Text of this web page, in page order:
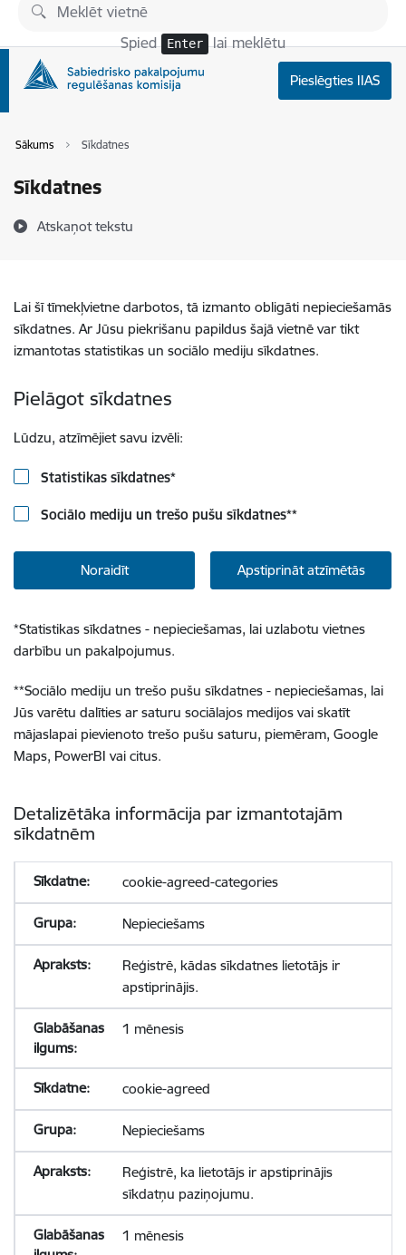
Pāriet uz lapas saturu
Spied Enter lai meklētu
Pieslēgties IIAS
Sākums Sīkdatnes
Sīkdatnes
Atskaņot tekstu
Lai šī tīmekļvietne darbotos, tā izmanto obligāti nepieciešamās
sīkdatnes. Ar Jūsu piekrišanu papildus šajā vietnē var tikt
izmantotas statistikas un sociālo mediju sīkdatnes.
Pielāgot sīkdatnes
Lūdzu, atzīmējiet savu izvēli:
Statistikas sīkdatnes*
Sociālo mediju un trešo pušu sīkdatnes**
Noraidīt Apstiprināt atzīmētās
*Statistikas sīkdatnes - nepieciešamas, lai uzlabotu vietnes
darbību un pakalpojumus.
**Sociālo mediju un trešo pušu sīkdatnes - nepieciešamas, lai
Jūs varētu dalīties ar saturu sociālajos medijos vai skatīt
mājaslapai pievienoto trešo pušu saturu, piemēram, Google
Maps, PowerBI vai citus.
Detalizētāka informācija par izmantotajām
sīkdatnēm
cookie-agreed-categories
Nepieciešams
Reģistrē, kādas sīkdatnes lietotājs ir
apstiprinājis.
1 mēnesis
cookie-agreed
Nepieciešams
Reģistrē, ka lietotājs ir apstiprinājis
sīkdatņu paziņojumu.
1 mēnesis